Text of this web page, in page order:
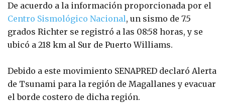
De acuerdo a la información proporcionada por el
Centro Sismológico Nacional, un sismo de 7.5
grados Richter se registró a las 08:58 horas, y se
ubicó a 218 km al Sur de Puerto Williams.
Debido a este movimiento SENAPRED declaró Alerta
de Tsunami para la región de Magallanes y evacuar
el borde costero de dicha región.